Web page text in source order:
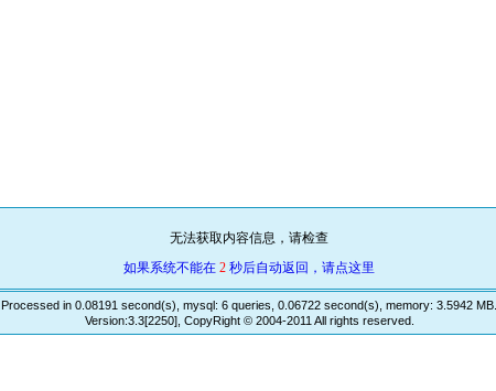
无法获取内容信息，请检查
如果系统不能在 2 秒后自动返回，请点这里
Processed in 0.08191 second(s), mysql: 6 queries, 0.06722 second(s), memory: 3.5942 MB.
Version:3.3[2250], CopyRight © 2004-2011 All rights reserved.